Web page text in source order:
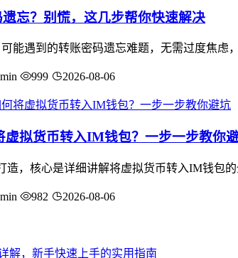
忘？别慌，这几步帮你快速解决
能遇到的转账密码遗忘难题，无需过度焦
999 2026-08-06
虚拟货币转入IM钱包？一步一步教你
造，核心是详细讲解将虚拟货币转入IM钱包
982 2026-08-06